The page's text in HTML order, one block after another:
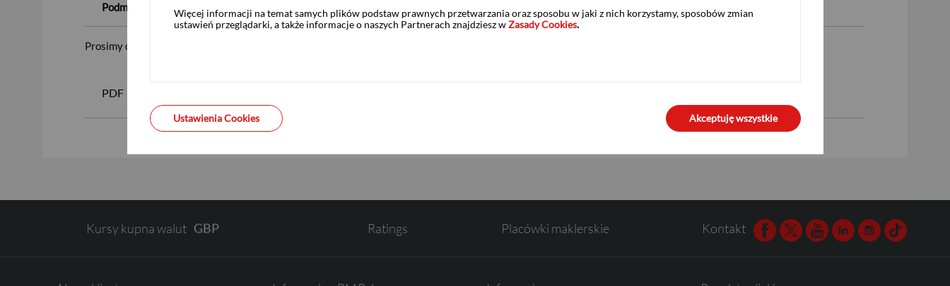
Podmiot pośredniczący: mBank S.A. - Biuro Maklerskie
Prosimy o zapoznanie się z załączonymi dokumentami:
PDF
Kursy kupna walut
EUR
Ratings Placówki maklerskie Kontakt Facebook
TwitterYoutubeLinkedinInstagram
TikTok
Więcej informacji na temat samych plików podstaw prawnych przetwarzania oraz sposobu w jaki z nich korzystamy, sposobów zmian
ustawień przeglądarki, a także informacje o naszych Partnerach znajdziesz wZasady Cookies.
Ustawienia Cookies Akceptuję wszystkie